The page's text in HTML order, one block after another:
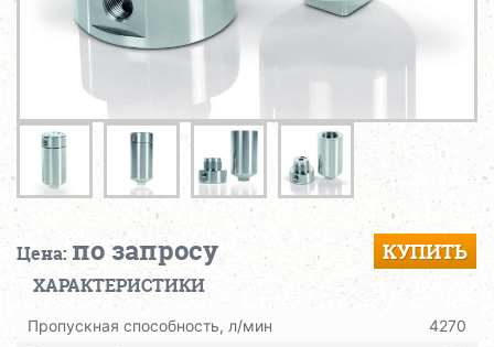
Цена: по запросу КУПИТЬ
ХАРАКТЕРИСТИКИ
Пропускная способность, л/мин
4270